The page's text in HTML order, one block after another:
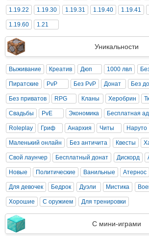
1.19.22 1.19.30 1.19.31 1.19.40 1.19.41
1.19.60 1.21
Уникальности
Выживание Креатив Дюп 1000 лвл
Пиратские PvP Без PvP Донат Без
Без приватов RPG Кланы Херобрин
Свадьбы PvE Экономика Бесплатная
Roleplay Гриф Анархия Читы Наруто
Маленький онлайн Без античита Квесты
Свой лаунчер Бесплатный донат Дискорд
Новые Политические Ванильные Атернос
Для девочек Бедрок Дуэли Мистика
Хорошие С оружием Для тренировки
С мини-играми